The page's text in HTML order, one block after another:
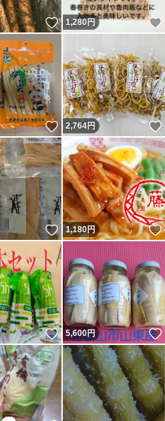
いいね！
1,280円
いいね！
2,764円
いいね！
1,180円
いいね！
5,600円